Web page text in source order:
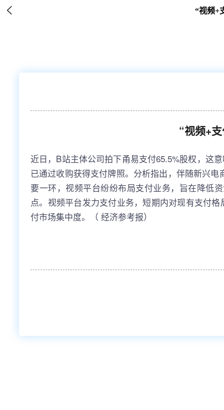
 “视频+
“视频+
近日，B站主体公司拍下甬易支付65.5%股权，这
已通过收购获得支付牌照。分析指出，伴随新兴
要一环，视频平台纷纷布局支付业务，旨在降低
点。视频平台发力支付业务，短期内对现有支付
付市场集中度。（ 经济参考报）